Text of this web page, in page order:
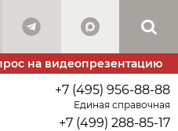
на видеопрезентацию
+7 (495) 956-88-88
Единая справочная
+7 (499) 288-85-17